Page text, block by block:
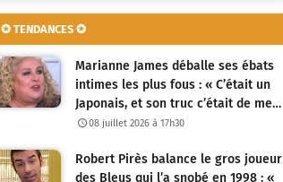
✪ TENDANCES ✪
Marianne James déballe ses ébats
intimes les plus fous : « C’était un
Japonais, et son truc c’était de me…
08 juillet 2026 à 17h30
Robert Pirès balance le gros joueur
des Bleus qui l’a snobé en 1998 : «